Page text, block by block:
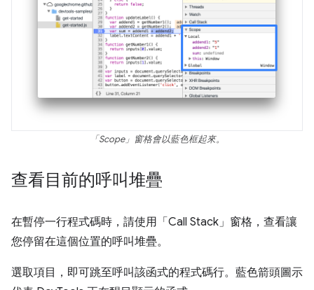
「Scope」 窗格會以藍色框起來。
查看目前的呼叫堆疊
在暫停一行程式碼時，請使用「Call Stack」 窗格，查看讓
您停留在這個位置的呼叫堆疊。
選取項目，即可跳至呼叫該函式的程式碼行。藍色箭頭圖示